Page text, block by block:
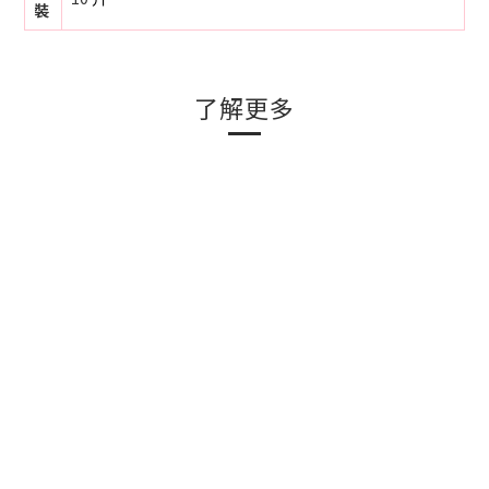
裝
了解更多